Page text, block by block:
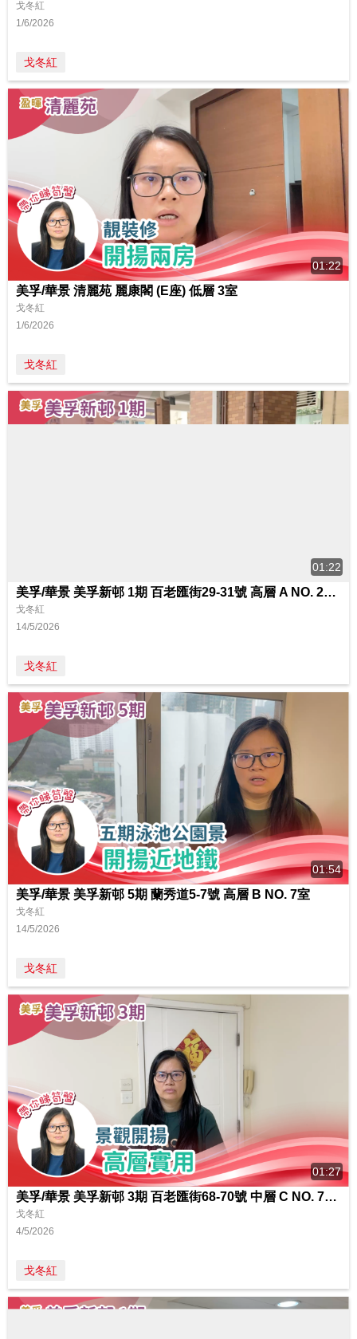
戈冬紅
1/6/2026
戈冬紅
01:22
美孚/華景 清麗苑 麗康閣 (E座) 低層 3室
戈冬紅
1/6/2026
戈冬紅
01:22
美孚/華景 美孚新邨 1期 百老匯街29-31號 高層 A NO. 29室
戈冬紅
14/5/2026
戈冬紅
01:54
美孚/華景 美孚新邨 5期 蘭秀道5-7號 高層 B NO. 7室
戈冬紅
14/5/2026
戈冬紅
01:27
美孚/華景 美孚新邨 3期 百老匯街68-70號 中層 C NO. 70室
戈冬紅
4/5/2026
戈冬紅